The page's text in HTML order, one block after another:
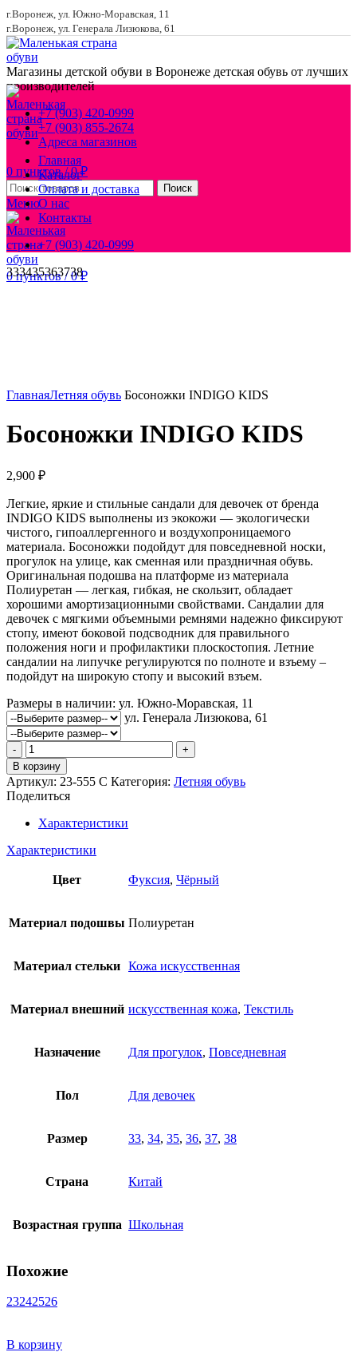
г.Воронеж, ул. Южно-Моравская, 11
г.Воронеж, ул. Генерала Лизюкова, 61
Магазины детской обуви в Воронеже детская обувь от лучших
производителей
+7 (903) 420-0999
+7 (903) 855-2674
Адреса магазинов
0 пунктов / 0₽
Поиск
Меню
0пунктов / 0₽
Главная
Каталог
Оплата и доставка
О нас
Контакты
+7 (903) 420-0999
333435363738
ГлавнаяЛетняя обувь Босоножки INDIGO KIDS
Босоножки INDIGO KIDS
2,900 ₽
Легкие, яркие и стильные сандали для девочек от бренда
INDIGO KIDS выполнены из экокожи — экологически
чистого, гипоаллергенного и воздухопроницаемого
материала. Босоножки подойдут для повседневной носки,
прогулок на улице, как сменная или праздничная обувь.
Оригинальная подошва на платформе из материала
Полиуретан — легкая, гибкая, не скользит, обладает
хорошими амортизационными свойствами. Сандалии для
девочек с мягкими объемными ремнями надежно фиксируют
стопу, имеют боковой подсводник для правильного
положения ноги и профилактики плоскостопия. Летние
сандалии на липучке регулируются по полноте и взъему –
подойдут на широкую стопу и высокий взъем.
Размеры в наличии: ул. Южно-Моравская, 11
ул. Генерала Лизюкова, 61
Количество
товара
Босоножки
INDIGO
KIDS
В корзину
Артикул: 23-555 C Категория: Летняя обувь
Поделиться
Характеристики
Характеристики
Цвет Фуксия, Чёрный
Материал подошвы Полиуретан
Материал стельки Кожа искусственная
Материал внешний искусственная кожа, Текстиль
Назначение Для прогулок, Повседневная
Пол Для девочек
Размер 33, 34, 35, 36, 37, 38
Страна Китай
Возрастная группа Школьная
Похожие
23242526
В корзину